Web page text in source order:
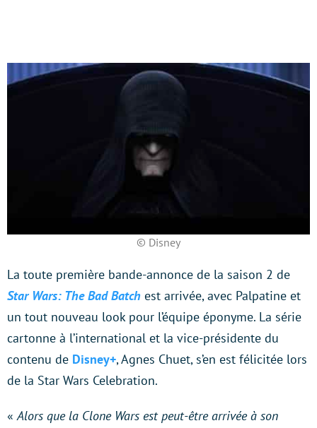
© Disney
La toute première bande-annonce de la saison 2 de
Star Wars: The Bad Batch est arrivée, avec Palpatine et
un tout nouveau look pour l’équipe éponyme. La série
cartonne à l’international et la vice-présidente du
contenu de Disney+, Agnes Chuet, s’en est félicitée lors
de la Star Wars Celebration.
«Alors que la Clone Wars est peut-être arrivée à son